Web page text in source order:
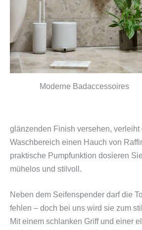
Moderne Badaccessoires
glänzenden Finish versehen, verleiht
Waschbereich einen Hauch von
praktische Pumpfunktion dosieren
mühelos und stilvoll.
Neben dem Seifenspender darf die
fehlen – doch bei uns wird sie zum
Mit einem schlanken Griff und einer